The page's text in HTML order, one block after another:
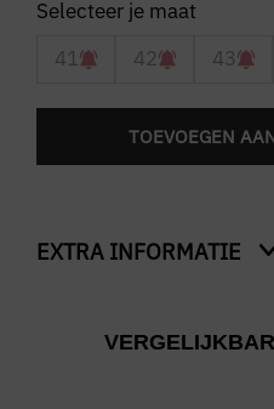
41 42 43
TOEVOEGEN
EXTRA INFORMATIE